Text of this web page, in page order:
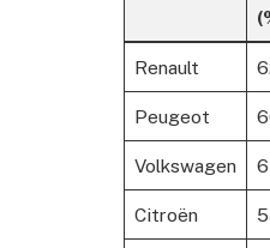
Renault
Peugeot
Volkswagen
Citroën